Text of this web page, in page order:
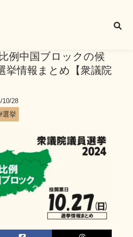
例中国ブロックの候
挙情報まとめ【衆議院
28
選挙